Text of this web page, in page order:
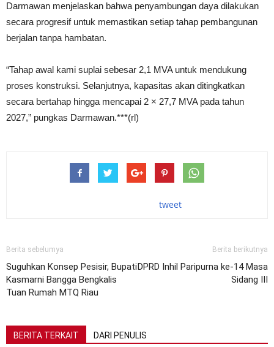
Darmawan menjelaskan bahwa penyambungan daya dilakukan
secara progresif untuk memastikan setiap tahap pembangunan
berjalan tanpa hambatan.
“Tahap awal kami suplai sebesar 2,1 MVA untuk mendukung
proses konstruksi. Selanjutnya, kapasitas akan ditingkatkan
secara bertahap hingga mencapai 2 × 27,7 MVA pada tahun
2027,” pungkas Darmawan.***(rl)
tweet
Berita sebelumya
Suguhkan Konsep Pesisir, Bupati
Kasmarni Bangga Bengkalis
Tuan Rumah MTQ Riau
Berita berikutnya
DPRD Inhil Paripurna ke-14 Masa
Sidang III
BERITA TERKAIT DARI PENULIS